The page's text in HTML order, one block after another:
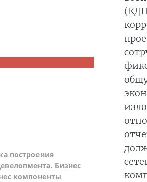
построения
Бизнес
компоненты